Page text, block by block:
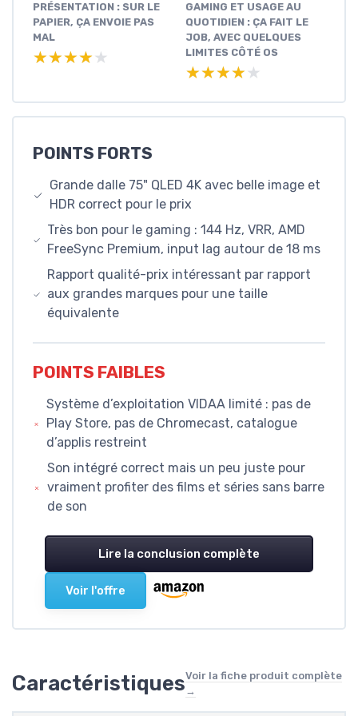
PRÉSENTATION : SUR LE
PAPIER, ÇA ENVOIE PAS
MAL
★★★★★
★★★★★
GAMING ET USAGE AU
QUOTIDIEN : ÇA FAIT LE
JOB, AVEC QUELQUES
LIMITES CÔTÉ OS
★★★★★
★★★★★
POINTS FORTS
Grande dalle 75" QLED 4K avec belle image et
HDR correct pour le prix
Très bon pour le gaming : 144 Hz, VRR, AMD
FreeSync Premium, input lag autour de 18 ms
Rapport qualité-prix intéressant par rapport
aux grandes marques pour une taille
équivalente
POINTS FAIBLES
Système d’exploitation VIDAA limité : pas de
Play Store, pas de Chromecast, catalogue
d’applis restreint
Son intégré correct mais un peu juste pour
vraiment profiter des films et séries sans barre
de son
Lire la conclusion complète
Voir l'offre
CaractéristiquesVoir la fiche produit complète
→